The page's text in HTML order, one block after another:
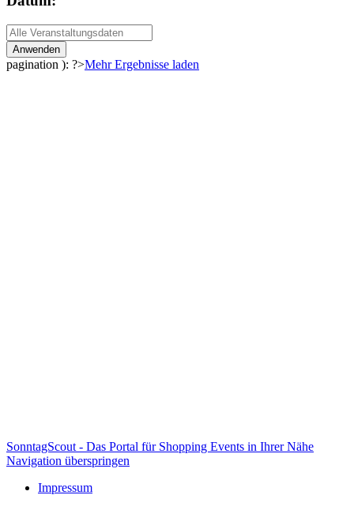
Anwenden
pagination ): ?>Mehr Ergebnisse laden
SonntagScout - Das Portal für Shopping Events in Ihrer Nähe
Navigation überspringen
Impressum